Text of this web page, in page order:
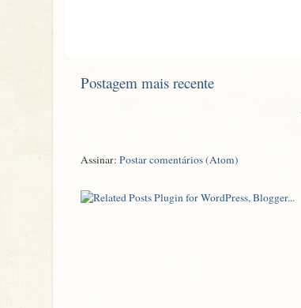
Postagem mais recente
Assinar: Postar comentários (Atom)